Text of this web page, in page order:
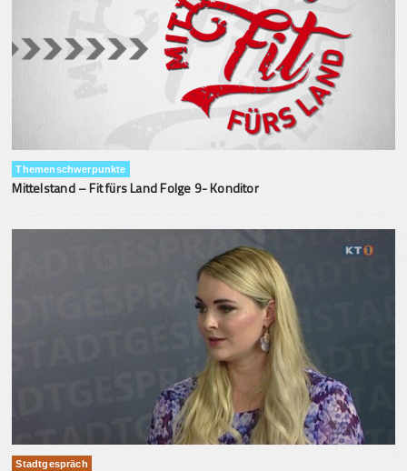
Themenschwerpunkte
Mittelstand – Fit fürs Land Folge 9- Konditor
Stadtgespräch